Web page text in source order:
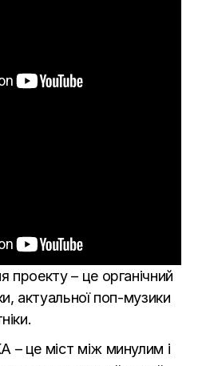
проекту – це органічний
актуальної поп-музики
– це міст між минулим і